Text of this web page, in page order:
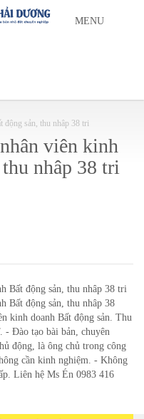
MENU
động sản, thu nhâp 38 tri
viên kinh
nhâp 38 tri
Bất động sản, thu nhâp 38 tri
Bất động sản, thu nhâp 38
kinh doanh Bất động sản. Thu
Đào tạo bài bản, chuyên
động, là ông chủ trong công
cần kinh nghiệm. - Không
Liên hệ Ms Én 0983 416